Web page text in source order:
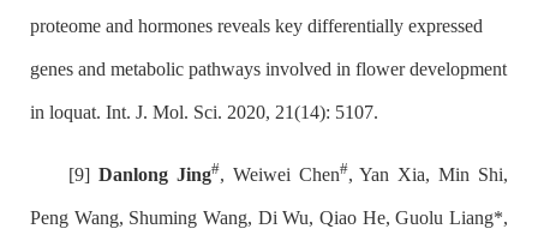
proteome and hormones reveals key differentially expressed
genes and metabolic pathways involved in flower development
in loquat. Int. J. Mol. Sci. 2020, 21(14): 5107.
[9] Danlong Jing#, Weiwei Chen#, Yan Xia, Min Shi,
Peng Wang, Shuming Wang, Di Wu, Qiao He, Guolu Liang*,